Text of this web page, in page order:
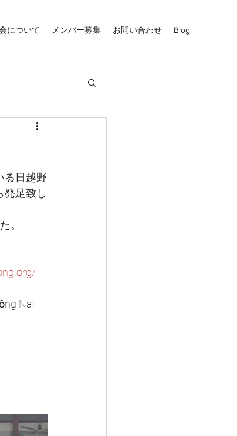
について メンバー募集 お問い合わせ Blog
る日越野
発足致し
。
Nai